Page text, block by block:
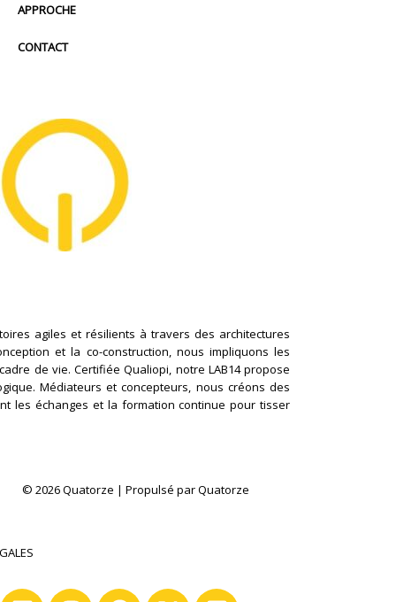
APPROCHE
CONTACT
agiles et résilients à travers des architectures
et la co-construction, nous impliquons les
de vie. Certifiée Qualiopi, notre LAB14 propose
Médiateurs et concepteurs, nous créons des
les échanges et la formation continue pour tisser
© 2026 Quatorze | Propulsé par Quatorze